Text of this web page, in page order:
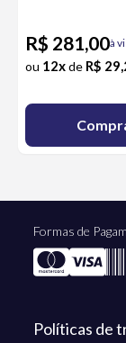
R$ 281,00à
ou 12xde R$
Formas de
Políticas de